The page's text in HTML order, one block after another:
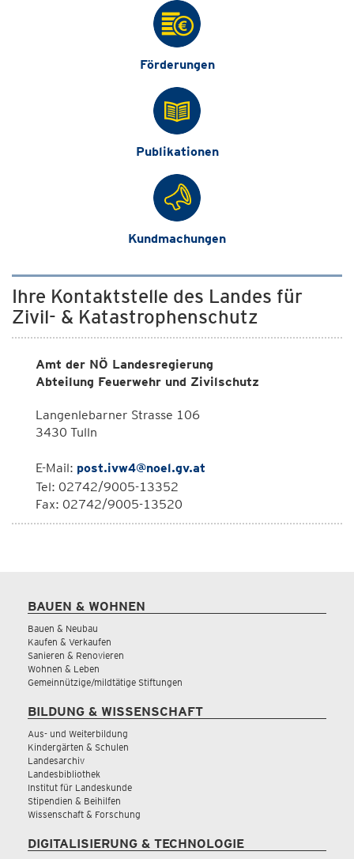
Förderungen
Publikationen
Kundmachungen
Ihre Kontaktstelle des Landes für
Zivil- & Katastrophenschutz
Amt der NÖ Landesregierung
Abteilung Feuerwehr und Zivilschutz
Langenlebarner Strasse 106
3430 Tulln
E-Mail: post.ivw4@noel.gv.at
Tel: 02742/9005-13352
Fax: 02742/9005-13520
BAUEN & WOHNEN
Bauen & Neubau
Kaufen & Verkaufen
Sanieren & Renovieren
Wohnen & Leben
Gemeinnützige/mildtätige Stiftungen
BILDUNG & WISSENSCHAFT
Aus- und Weiterbildung
Kindergärten & Schulen
Landesarchiv
Landesbibliothek
Institut für Landeskunde
Stipendien & Beihilfen
Wissenschaft & Forschung
DIGITALISIERUNG & TECHNOLOGIE